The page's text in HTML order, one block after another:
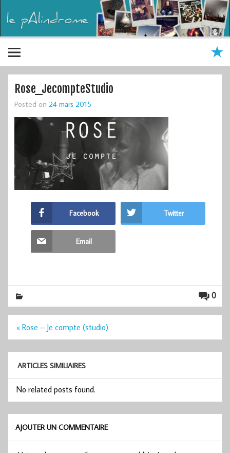
Rose_JecompteStudio
Posted on 24 mars 2015
Facebook Twitter
Email
0
Navigation
« Rose – Je compte (studio)
ARTICLES SIMILIAIRES
No related posts found.
AJOUTER UN COMMENTAIRE